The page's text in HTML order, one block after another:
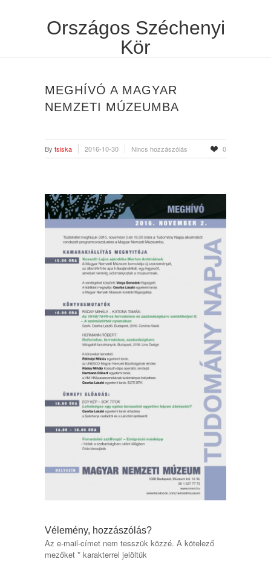
Országos Széchenyi
Kör
MEGHÍVÓ A MAGYAR
NEMZETI MÚZEUMBA
By tsiska 2016-10-30 Nincs hozzászólás 0
Vélemény, hozzászólás?
Az e-mail-címet nem tesszük közzé. A kötelező
mezőket * karakterrel jelöltük